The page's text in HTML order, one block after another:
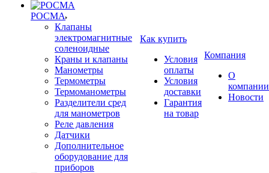
РОСМА
Клапаны
электромагнитные
соленоидные
Краны и клапаны
Манометры
Термометры
Термоманометры
Разделители сред
для манометров
Реле давления
Датчики
Дополнительное
оборудование для
приборов
Как купить
Условия
оплаты
Условия
доставки
Гарантия
на товар
Компания
О
компании
Новости